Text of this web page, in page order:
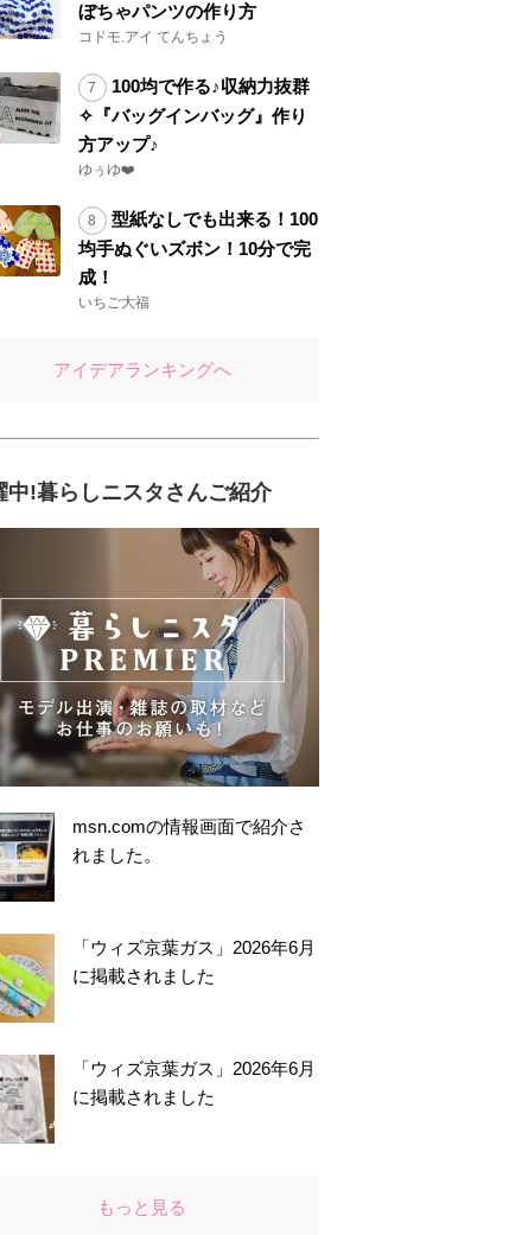
ぼちゃパンツの作り方
コドモ.アイ てんちょう
100均で作る♪収納力抜群
✧『バッグインバッグ』作り
方アップ♪
ゆぅゆ❤️
型紙なしでも出来る！100
均手ぬぐいズボン！10分で完
成！
いちご大福
アイデアランキングへ
中!暮らしニスタさんご紹介
msn.comの情報画面で紹介さ
れました。
「ウィズ京葉ガス」2026年6月
に掲載されました
「ウィズ京葉ガス」2026年6月
に掲載されました
もっと見る